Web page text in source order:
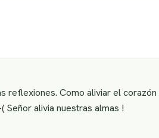
reflexiones. Como aliviar el
Señor alivia nuestras almas !